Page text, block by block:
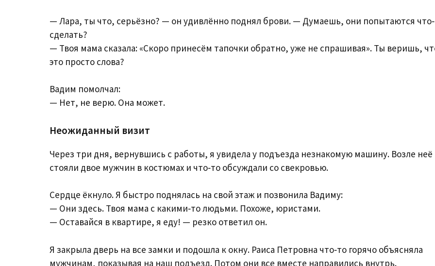
— Лара, ты что, серьёзно? — он удивлённо поднял брови. — Думаешь, они попытаются
сделать?
— Твоя мама сказала: «Скоро принесём тапочки обратно, уже не спрашивая». Ты веришь,
это просто слова?
Вадим помолчал:
— Нет, не верю. Она может.
Неожиданный визит
Через три дня, вернувшись с работы, я увидела у подъезда незнакомую машину. Возле неё
стояли двое мужчин в костюмах и что‑то обсуждали со свекровью.
Сердце ёкнуло. Я быстро поднялась на свой этаж и позвонила Вадиму:
— Они здесь. Твоя мама с какими‑то людьми. Похоже, юристами.
— Оставайся в квартире, я еду! — резко ответил он.
Я закрыла дверь на все замки и подошла к окну. Раиса Петровна что‑то горячо объясняла
мужчинам, показывая на наш подъезд. Потом они все вместе направились внутрь.